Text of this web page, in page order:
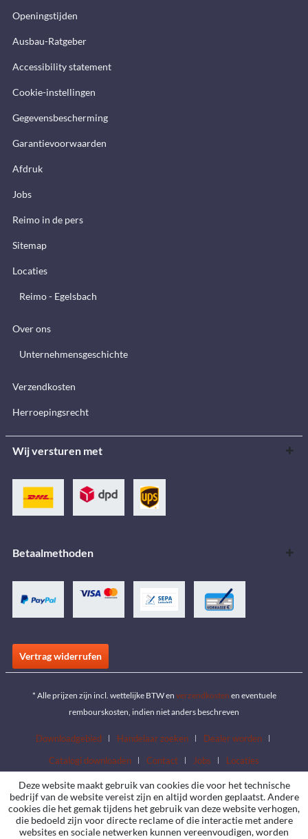
Openingstijden
Ausbau-Ratgeber
Accessibility statement
Cookie-instellingen
Gegevensbescherming
Garantievoorwaarden
Afdruk
Jobs
Reimo in de pers
Sitemap
Locaties
Reimo - Egelsbach
Over ons
Unternehmensgeschichte
Verzendkosten
Herroepingsrecht
Wij versturen met
Betaalmethoden
Vertrag widerrufen
* Alle prijzen zijn incl. wettelijke BTW en verzendkosten en eventuele
rembourskosten, indien niet anders beschreven
Downloadgebied Handelaar zoeken
Dealer worden
Catalogi downloaden
Contact Jobs Locaties
Deze website maakt gebruik van cookies die voor het technische
bedrijf van de website vereist zijn en altijd worden geplaatst. Andere
cookies die het gemak tijdens het gebruik van deze website verhogen,
die bedoeld zijn voor directe reclame of die interactie met andere
websites en sociale netwerken kunnen vereenvoudigen, worden